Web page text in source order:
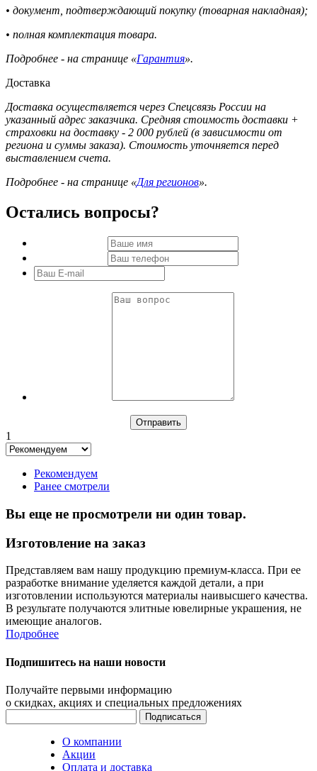
• документ, подтверждающий покупку (товарная накладная);
• полная комплектация товара.
Подробнее - на странице «Гарантия».
Доставка
Доставка осуществляется через Спецсвязь России на
указанный адрес заказчика. Средняя стоимость доставки +
страховки на доставку - 2 000 рублей (в зависимости от
региона и суммы заказа). Стоимость уточняется перед
выставлением счета.
Подробнее - на странице «Для регионов».
Остались вопросы?
1
Рекомендуем
Ранее смотрели
Вы еще не просмотрели ни один товар.
Изготовление на заказ
Представляем вам нашу продукцию премиум-класса. При ее
разработке внимание уделяется каждой детали, а при
изготовлении используются материалы наивысшего качества.
В результате получаются элитные ювелирные украшения, не
имеющие аналогов.
Подробнее
Подпишитесь на наши новости
Получайте первыми информацию
о скидках, акциях и специальных предложениях
О компании
Акции
Оплата и доставка